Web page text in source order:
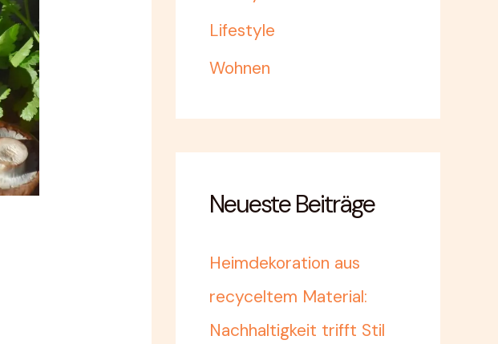
Lifestyle
Wohnen
Neueste Beiträge
Heimdekoration aus
recyceltem Material:
Nachhaltigkeit trifft Stil